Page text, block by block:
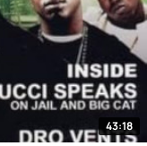
43:18